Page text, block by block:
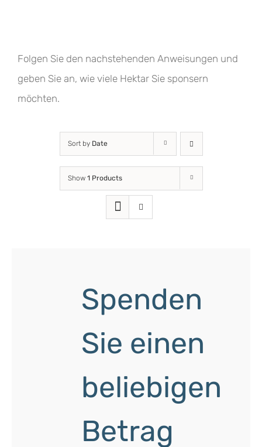
Folgen Sie den nachstehenden Anweisungen und
geben Sie an, wie viele Hektar Sie sponsern
möchten.
Sort by Date
Show 1 Products
Spenden
Sie einen
beliebigen
Betrag